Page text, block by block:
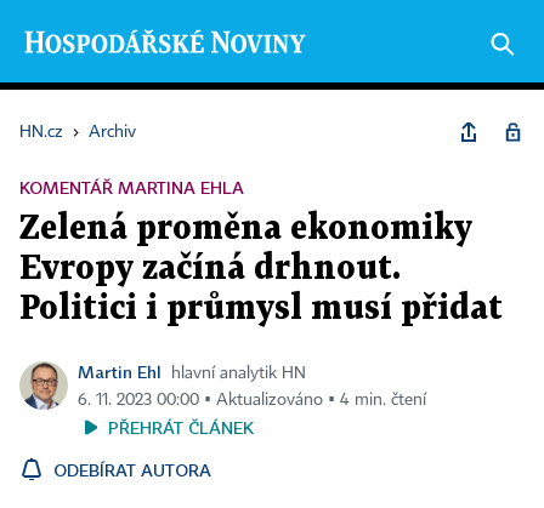
HN.cz › Archiv
KOMENTÁŘ MARTINA EHLA
Zelená proměna ekonomiky
Evropy začíná drhnout.
Politici i průmysl musí přidat
Martin Ehl
hlavní analytik HN
6. 11. 2023 00:00 ▪ Aktualizováno ▪ 4 min. čtení
PŘEHRÁT ČLÁNEK
ODEBÍRAT AUTORA